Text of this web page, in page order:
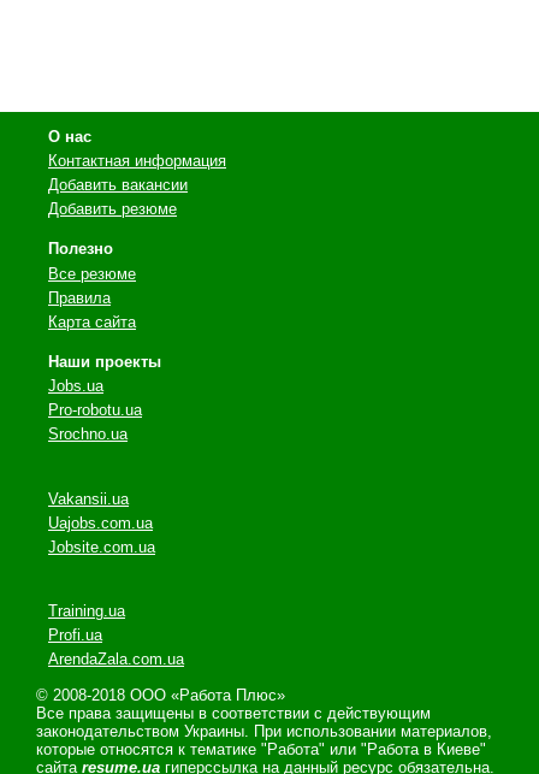
О нас
Контактная информация
Добавить вакансии
Добавить резюме
Полезно
Все резюме
Правила
Карта сайта
Наши проекты
Jobs.ua
Pro-robotu.ua
Srochno.ua
Vakansii.ua
Uajobs.com.ua
Jobsite.com.ua
Training.ua
Profi.ua
ArendaZala.com.ua
© 2008-2018 ООО «Работа Плюс»
Все права защищены в соответствии с действующим
законодательством Украины. При использовании материалов,
которые относятся к тематике "Работа" или "Работа в Киеве"
сайта resume.ua гиперссылка на данный ресурс обязательна.